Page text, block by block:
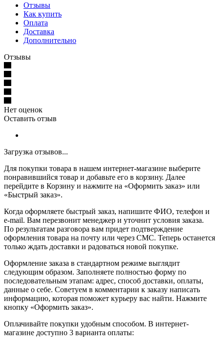
Отзывы
Как купить
Оплата
Доставка
Дополнительно
Отзывы
Нет оценок
Оставить отзыв
Загрузка отзывов...
Для покупки товара в нашем интернет-магазине выберите
понравившийся товар и добавьте его в корзину. Далее
перейдите в Корзину и нажмите на «Оформить заказ» или
«Быстрый заказ».
Когда оформляете быстрый заказ, напишите ФИО, телефон и
e-mail. Вам перезвонит менеджер и уточнит условия заказа.
По результатам разговора вам придет подтверждение
оформления товара на почту или через СМС. Теперь останется
только ждать доставки и радоваться новой покупке.
Оформление заказа в стандартном режиме выглядит
следующим образом. Заполняете полностью форму по
последовательным этапам: адрес, способ доставки, оплаты,
данные о себе. Советуем в комментарии к заказу написать
информацию, которая поможет курьеру вас найти. Нажмите
кнопку «Оформить заказ».
Оплачивайте покупки удобным способом. В интернет-
магазине доступно 3 варианта оплаты: